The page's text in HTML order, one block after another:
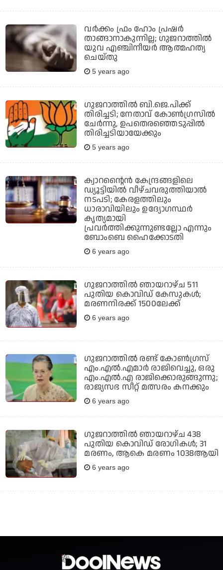
വര്‍ക്കം ഫ്രം ഹോം പ്രഷര്‍
താങ്ങാനാകുന്നില്ല; ഗുജറാത്തില്‍
യുവ എഞ്ചിനീയര്‍ ആത്മഹത്യ
ചെയ്തു
5 years ago
ഗുജറാത്തില്‍ ബി.ജെ.പിക്ക്
തിരിച്ചടി; നേതാവ് കോണ്‍ഗ്രസില്‍
ചേര്‍ന്നു, ഉപതെരഞ്ഞെടുപ്പില്‍
തിരിച്ചടിയായേക്കും
5 years ago
ക്വാറന്റൈന്‍ കേന്ദ്രങ്ങളിലെ
ഡ്യൂട്ടിയില്‍ വീഴ്ചവരുത്തിയാല്‍
നടപടി; കേരളത്തിലും
ധാരാവിയിലും ഉദ്യോഗസ്ഥര്‍
കൃത്യമായി
പ്രവര്‍ത്തിക്കുന്നുണ്ടല്ലോ എന്നും
ബോംബെ ഹൈക്കോടതി
6 years ago
ഗുജറാത്തില്‍ ഞായറാഴ്ച 511
പുതിയ കൊവിഡ് കേസുകള്‍;
മരണനിരക്ക് 1500ലേക്ക്
6 years ago
ഗുജറാത്തില്‍ രണ്ട് കോണ്‍ഗ്രസ്
എം.എല്‍.എമാര്‍ രാജിവെച്ചു, ഒരു
എം.എല്‍.എ രാജിക്കൊരുങ്ങുന്നു;
രാജ്യസഭ സീറ്റ് മത്സരം കനക്കും
6 years ago
ഗുജറാത്തില്‍ ഞായറാഴ്ച 438
പുതിയ കൊവിഡ് രോഗികള്‍; 31
മരണം, ആകെ മരണം 1038ആയി
6 years ago